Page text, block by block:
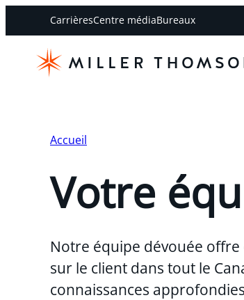
CarrièresCentre médiaBureaux
Accueil
Votre
Notre équipe dévouée
sur le client dans tout le
connaissances